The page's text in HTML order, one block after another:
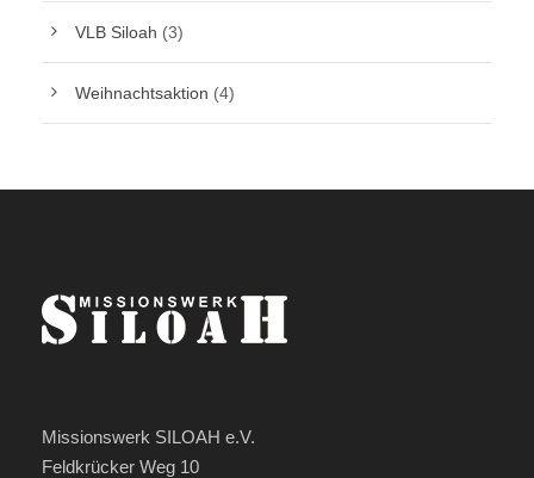
VLB Siloah (3)
Weihnachtsaktion (4)
Missionswerk SILOAH e.V.
Feldkrücker Weg 10